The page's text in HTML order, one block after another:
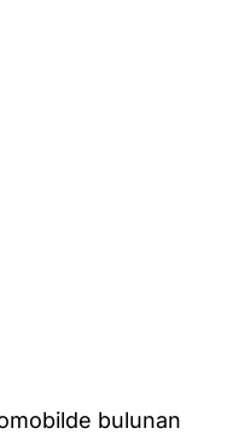
bulunan